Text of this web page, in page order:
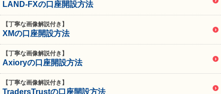
LAND-FXの口座開設方法
【丁寧な画像解説付き】
XMの口座開設方法
【丁寧な画像解説付き】
Axioryの口座開設方法
【丁寧な画像解説付き】
TradersTrustの口座開設方法